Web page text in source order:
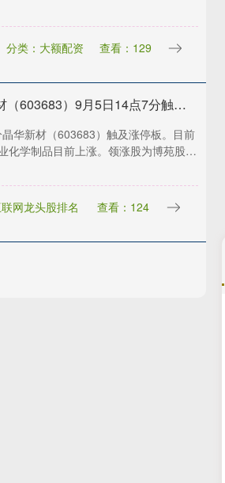
分类：大额配资 查看：129
鑫东财配资 异动快报：晶华新材（603683）9月5日14点7分触及涨停板
华新材（603683）触及涨停板。目前
化学制品目前上涨。领涨股为博苑股
网龙头股排名 查看：124